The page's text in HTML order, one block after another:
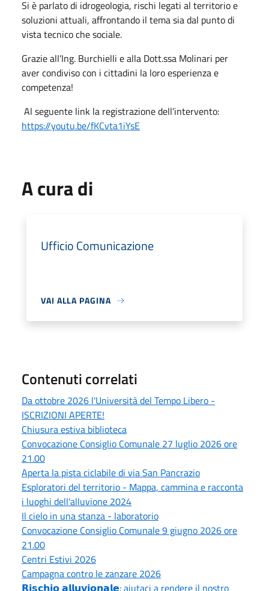
Si è parlato di idrogeologia, rischi legati al territorio e
soluzioni attuali, affrontando il tema sia dal punto di
vista tecnico che sociale.
Grazie all’Ing. Burchielli e alla Dott.ssa Molinari per
aver condiviso con i cittadini la loro esperienza e
competenza!
Al seguente link la registrazione dell’intervento:
https://youtu.be/fKCvta1iYsE
A cura di
Ufficio Comunicazione
VAI ALLA PAGINA
Contenuti correlati
Da ottobre 2026 l'Università del Tempo Libero -
ISCRIZIONI APERTE!
Chiusura estiva biblioteca
Convocazione Consiglio Comunale 27 luglio 2026 ore
21.00
Aperta la pista ciclabile di via San Pancrazio
Esploratori del territorio - Mappa, cammina e racconta
i luoghi dell'alluvione 2024
Il cielo in una stanza - laboratorio
Convocazione Consiglio Comunale 9 giugno 2026 ore
21.00
Centri Estivi 2026
Campagna contro le zanzare 2026
𝗥𝗶𝘀𝗰𝗵𝗶𝗼 𝗮𝗹𝗹𝘂𝘃𝗶𝗼𝗻𝗮𝗹𝗲: aiutaci a rendere il nostro